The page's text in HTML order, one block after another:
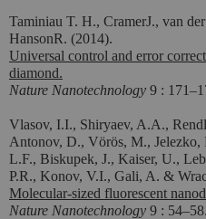
Taminiau T. H., CramerJ., van
HansonR. (2014).
Universal control and error
diamond.
Nature Nanotechnology 9 :
Vlasov, I.I., Shiryaev, A.A.,
Antonov, D., Vörös, M., Jelezko,
L.F., Biskupek, J., Kaiser, U.,
P.R., Konov, V.I., Gali, A. &
Molecular-sized fluorescent
Nature Nanotechnology 9 :